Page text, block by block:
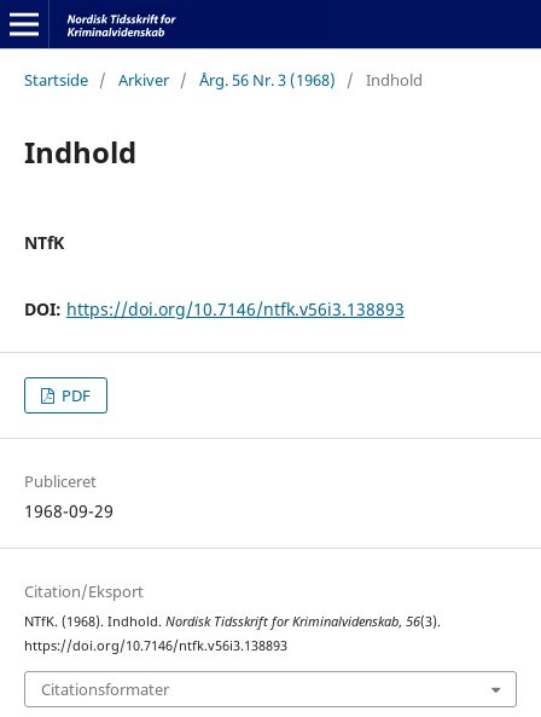
Startside / Arkiver / Årg. 56 Nr. 3 (1968) / Indhold
Indhold
NTfK
DOI: https://doi.org/10.7146/ntfk.v56i3.138893
PDF
Publiceret
1968-09-29
Citation/Eksport
NTfK. (1968). Indhold. Nordisk Tidsskrift for Kriminalvidenskab, 56(3).
https://doi.org/10.7146/ntfk.v56i3.138893
Citationsformater